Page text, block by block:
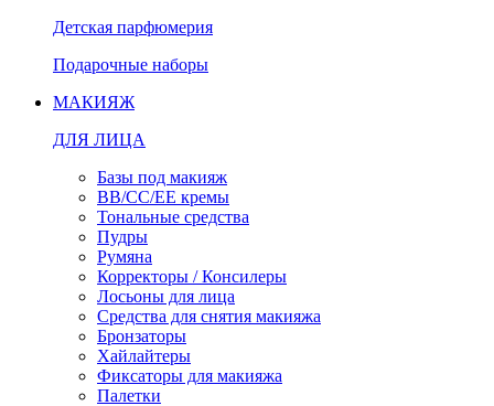
Детская парфюмерия
Подарочные наборы
МАКИЯЖ
ДЛЯ ЛИЦА
Базы под макияж
BB/CC/EE кремы
Тональные средства
Пудры
Румяна
Корректоры / Консилеры
Лосьоны для лица
Средства для снятия макияжа
Бронзаторы
Хайлайтеры
Фиксаторы для макияжа
Палетки